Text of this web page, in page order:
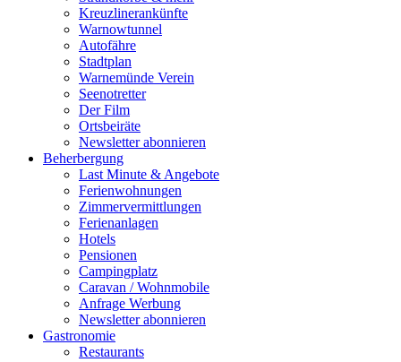
Kreuzlinerankünfte
Warnowtunnel
Autofähre
Stadtplan
Warnemünde Verein
Seenotretter
Der Film
Ortsbeiräte
Newsletter abonnieren
Beherbergung
Last Minute & Angebote
Ferienwohnungen
Zimmervermittlungen
Ferienanlagen
Hotels
Pensionen
Campingplatz
Caravan / Wohnmobile
Anfrage Werbung
Newsletter abonnieren
Gastronomie
Restaurants